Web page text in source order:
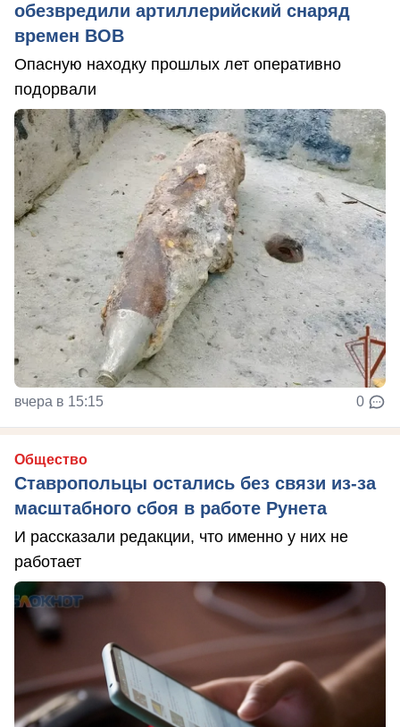
обезвредили артиллерийский снаряд
времен ВОВ
Опасную находку прошлых лет оперативно
подорвали
вчера в 15:15 0
Общество
Ставропольцы остались без связи из-за
масштабного сбоя в работе Рунета
И рассказали редакции, что именно у них не
работает